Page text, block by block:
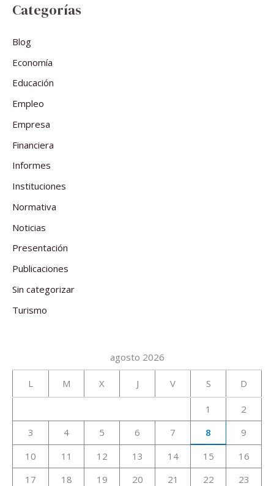
Categorías
Blog
Economía
Educación
Empleo
Empresa
Financiera
Informes
Instituciones
Normativa
Noticias
Presentación
Publicaciones
Sin categorizar
Turismo
agosto 2026
L M X J V S D
1
2
3
4 5 6 7 8
9
10
11 12 13 14 15
16
17
18 19 20 21 22
23